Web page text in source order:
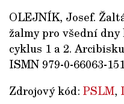
OLEJNÍK, Josef.
žalmy pro všední
cyklus 1 a 2.
ISMN 979-0-66063-
Zdrojový kód: PSLM,